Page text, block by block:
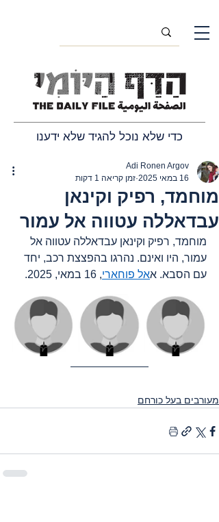
כדי שלא נוכל להגיד שלא ידענו
מוחמד, רפיק וקינאן
עבדאללה עטווה אל עמור
Adi Ronen Argov
16 במאי 2025
זמן קריאה 1 דקות
מוחמד, רפיק וקינאן עבדאללה עטווה אל
עמור, היו ואינם. נהרגו בהפצצת רכב, יחד
עם הסבא. אאל פוחארי, 16 במאי, 2025.
מעורבים בעל כורחם